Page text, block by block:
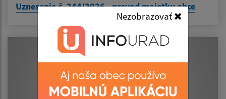
Nezobrazovať
Uznesenie č. 244/2026 - prevod majetku obce